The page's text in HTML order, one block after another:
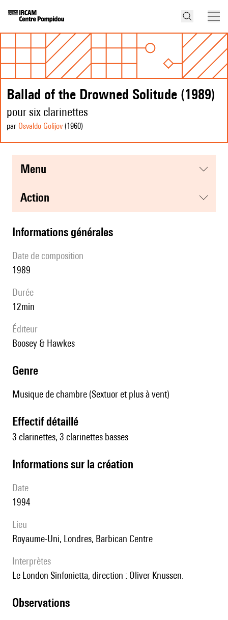
Ballad of the Drowned Solitude (1989)
pour six clarinettes
par Osvaldo Golijov (1960)
menu
action
informations générales
date de composition
1989
durée
12min
éditeur
Boosey & Hawkes
genre
Musique de chambre (Sextuor et plus à vent)
effectif détaillé
3 clarinettes, 3 clarinettes basses
informations sur la création
date
1994
lieu
Royaume-Uni, Londres, Barbican Centre
interprètes
le London Sinfonietta, direction : Oliver Knussen.
observations